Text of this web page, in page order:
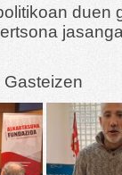
duen